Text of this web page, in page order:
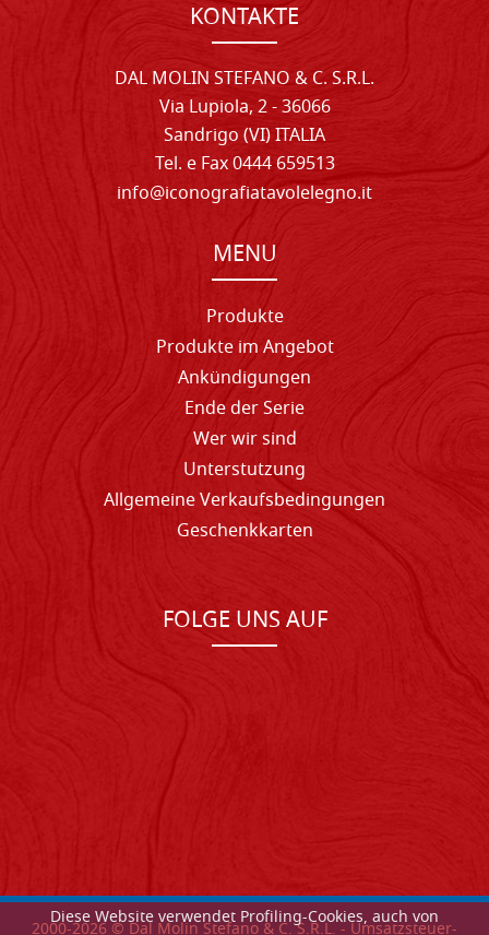
Diese Website verwendet Profiling-Cookies, auch von
KONTAKTE
DAL MOLIN STEFANO & C. S.R.L.
Via Lupiola, 2 - 36066
Sandrigo (VI) ITALIA
Tel. e Fax 0444 659513
info@iconografiatavolelegno.it
MENU
Produkte
Produkte im Angebot
Ankündigungen
Ende der Serie
Wer wir sind
Unterstutzung
Allgemeine Verkaufsbedingungen
Geschenkkarten
FOLGE UNS AUF